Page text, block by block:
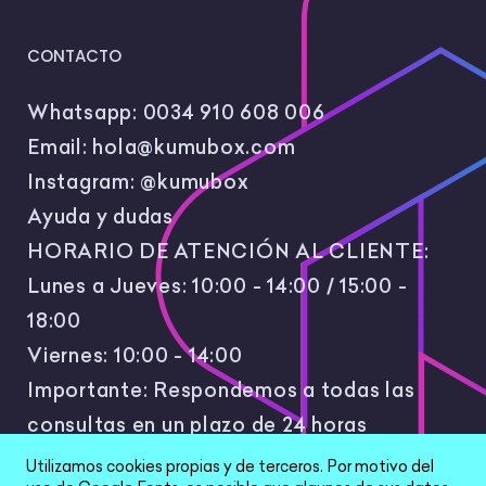
CONTACTO
Whatsapp: 0034 910 608 006
Email: hola@kumubox.com
Instagram: @kumubox
Ayuda y dudas
HORARIO DE ATENCIÓN AL CLIENTE:
Lunes a Jueves: 10:00 - 14:00 / 15:00 -
18:00
Viernes: 10:00 - 14:00
Importante: Respondemos a todas las
consultas en un plazo de 24 horas
laborales.
Utilizamos cookies propias y de terceros. Por motivo del